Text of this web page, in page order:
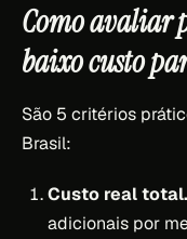
Como avaliar
baixo custo
São 5 critérios
Brasil:
Custo real total.
adicionais por